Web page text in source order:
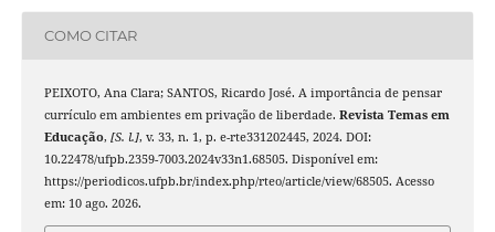
COMO CITAR
PEIXOTO, Ana Clara; SANTOS, Ricardo José. A importância de pensar
currículo em ambientes em privação de liberdade. Revista Temas em
Educação, [S. l.], v. 33, n. 1, p. e-rte331202445, 2024. DOI:
10.22478/ufpb.2359-7003.2024v33n1.68505. Disponível em:
https://periodicos.ufpb.br/index.php/rteo/article/view/68505. Acesso
em: 10 ago. 2026.